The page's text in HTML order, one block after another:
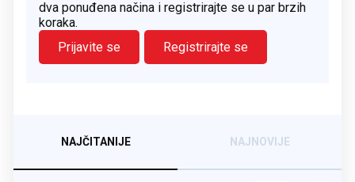
dva ponuđena načina i registrirajte se u par brzih
koraka.
Prijavite se
Registrirajte se
NAJČITANIJE NAJNOVIJE